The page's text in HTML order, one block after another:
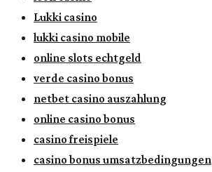
Lukki casino
lukki casino mobile
online slots echtgeld
verde casino bonus
netbet casino auszahlung
online casino bonus
casino freispiele
casino bonus umsatzbedingungen